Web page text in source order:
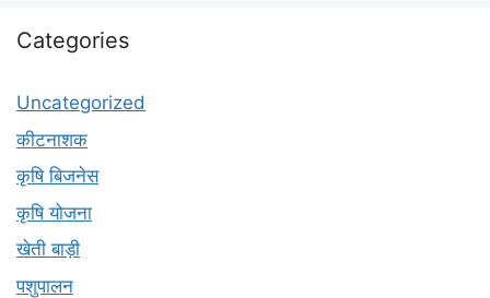
Categories
Uncategorized
कीटनाशक
कृषि बिजनेस
कृषि योजना
खेती बाड़ी
पशुपालन